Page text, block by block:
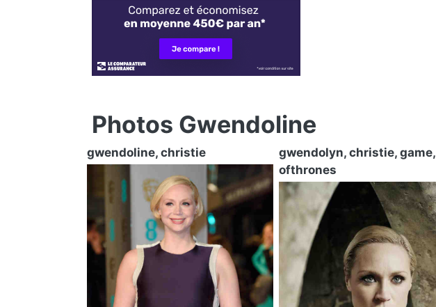
Photos Gwendoline
gwendoline, christie
gwendolyn, christie, game,
ofthrones